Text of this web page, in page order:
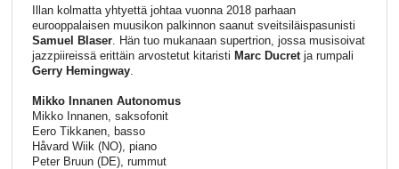
Illan kolmatta yhtyettä johtaa vuonna 2018 parhaan
eurooppalaisen muusikon palkinnon saanut sveitsiläispasunisti
Samuel Blaser. Hän tuo mukanaan supertrion, jossa musisoivat
jazzpiireissä erittäin arvostetut kitaristi Marc Ducretja rumpali
Gerry Hemingway.
Mikko Innanen Autonomus
Mikko Innanen, saksofonit
Eero Tikkanen, basso
Håvard Wiik (NO), piano
Peter Bruun (DE), rummut